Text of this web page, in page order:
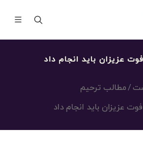
عزیزان باید انجام داد
مطالب ترحیم
عزیزان باید انجام داد